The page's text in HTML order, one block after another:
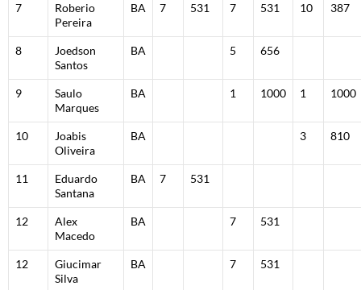
7
Roberio
Pereira
BA 7 531 7 531 10 387
8
Joedson
Santos
BA 5 656
9
Saulo
Marques
BA 1 1000 1 1000
10
Joabis
Oliveira
BA 3 810
11
Eduardo
Santana
BA 7 531
12
Alex
Macedo
BA 7 531
12
Giucimar
Silva
BA 7 531